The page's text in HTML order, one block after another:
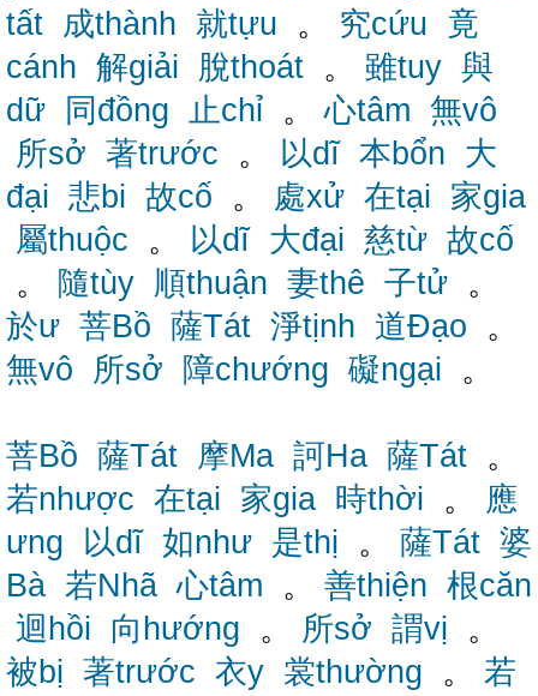
tất 成thành 就tựu 。 究cứu
竟
cánh 解giải 脫thoát 。 雖tuy 與
dữ
同đồng 止chỉ 。心tâm 無vô
所sở 著trước 。 以dĩ 本bổn 大
đại 悲bi 故cố 。 處xử 在tại 家gia
屬thuộc 。 以dĩ 大đại 慈từ 故cố
。 隨tùy 順thuận 妻thê 子tử 。
於ư 菩Bồ 薩Tát 淨tịnh 道Đạo 。
無vô
所sở 障chướng 礙ngại 。
菩Bồ 薩Tát 摩Ma 訶Ha 薩Tát 。
若nhược 在tại 家gia 時thời 。 應
ưng
以dĩ 如như 是thị 。 薩Tát 婆
Bà 若Nhã 心tâm 。 善thiện 根căn
迴hồi
向hướng 。 所sở 謂vị 。
被bị 著trước 衣y 裳thường 。 若